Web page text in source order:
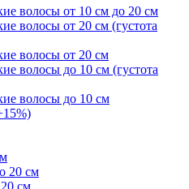
волосы от 10 см до 20 см
волосы от 20 см (густота
волосы от 20 см
волосы до 10 см (густота
волосы до 10 см
20 см
см